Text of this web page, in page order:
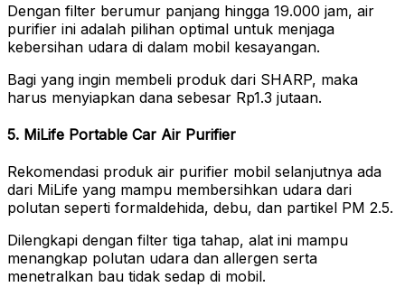
Dengan filter berumur panjang hingga 19.000 jam, air
purifier ini adalah pilihan optimal untuk menjaga
kebersihan udara di dalam mobil kesayangan.
Bagi yang ingin membeli produk dari SHARP, maka
harus menyiapkan dana sebesar Rp1.3 jutaan.
5. MiLife Portable Car Air Purifier
Rekomendasi produk air purifier mobil selanjutnya ada
dari MiLife yang mampu membersihkan udara dari
polutan seperti formaldehida, debu, dan partikel PM 2.5.
Dilengkapi dengan filter tiga tahap, alat ini mampu
menangkap polutan udara dan allergen serta
menetralkan bau tidak sedap di mobil.